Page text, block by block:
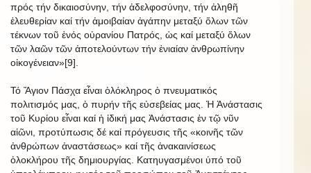
πρός τήν δικαιοσύνην, τήν ἀδελφοσύνην, τήν ἀληθῆ
ἐλευθερίαν καί τήν ἀμοιβαίαν ἀγάπην μεταξύ ὅλων τῶν
τέκνων τοῦ ἑνός οὐρανίου Πατρός, ὡς καί μεταξύ ὅλων
τῶν λαῶν τῶν ἀποτελούντων τήν ἑνιαίαν ἀνθρωπίνην
οἰκογένειαν»[9].
Τό Ἅγιον Πάσχα εἶναι ὁλόκληρος ὁ πνευματικός
πολιτισμός μας, ὁ πυρήν τῆς εὐσεβείας μας. Ἡ Ἀνάστασις
τοῦ Κυρίου εἶναι καί ἡ ἰδική μας Ἀνάστασις ἐν τῷ νῦν
αἰῶνι, προτύπωσις δέ καί πρόγευσις τῆς «κοινῆς τῶν
ἀνθρώπων ἀναστάσεως» καί τῆς ἀνακαινίσεως
ὁλοκλήρου τῆς δημιουργίας. Κατηυγασμένοι ὑπό τοῦ